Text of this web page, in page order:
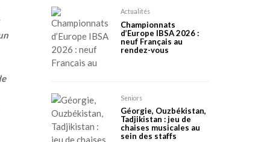
Actualités
Championnats
d’Europe IBSA 2026 :
neuf Français au
rendez-vous
Seniors
Géorgie, Ouzbékistan,
Tadjikistan : jeu de
chaises musicales au
sein des staffs